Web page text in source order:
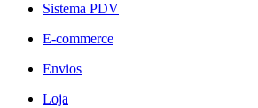
Sistema PDV
E-commerce
Envios
Loja